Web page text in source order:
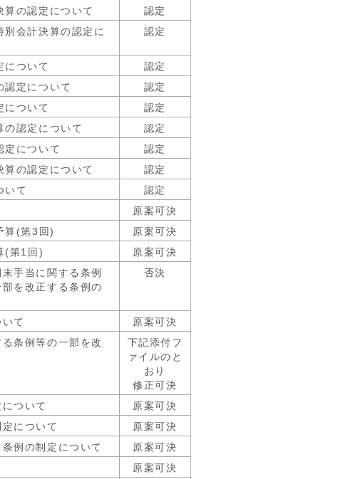
の認定について
認定
会計決算の認定に
認定
について
認定
定について
認定
について
認定
認定について
認定
定について
認定
の認定について
認定
いて
認定
原案可決
算(第3回)
原案可決
(第1回)
原案可決
手当に関する条例
を改正する条例の
否決
て
原案可決
条例等の一部を改
下記添付フ
ァイルのと
おり
修正可決
ついて
原案可決
について
原案可決
例の制定について
原案可決
原案可決